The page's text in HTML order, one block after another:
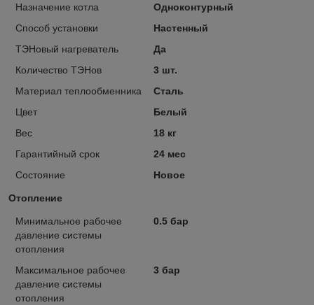
Назначение котла
Одноконтурный
Способ установки
Настенный
ТЭНовый нагреватель
Да
Количество ТЭНов
3 шт.
Материал теплообменника
Сталь
Цвет
Белый
Вес
18 кг
Гарантийный срок
24 мес
Состояние
Новое
Отопление
Минимальное рабочее
давление системы
отопления
0.5 бар
Максимальное рабочее
давление системы
отопления
3 бар